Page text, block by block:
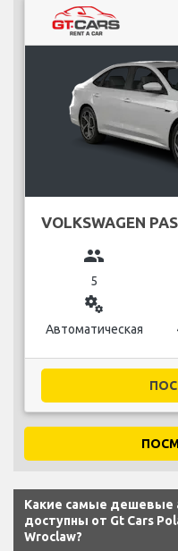
VOLKSWAGEN
group
5
miscellaneous_services
Автоматическая
Какие самые дешевые
доступны от Gt Cars
Wroclaw?